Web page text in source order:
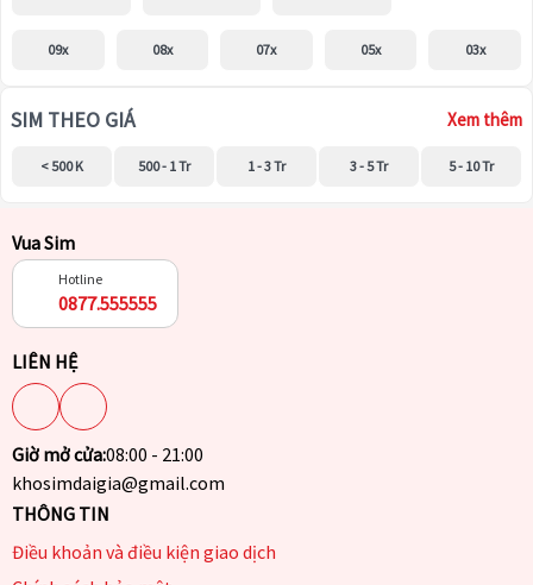
09x 08x 07x 05x 03x
SIM THEO GIÁ Xem thêm
< 500 K 500 - 1 Tr 1 - 3 Tr 3 - 5 Tr 5 - 10 Tr
Vua Sim
Hotline
0877.555555
LIÊN HỆ
Giờ mở cửa:08:00 - 21:00
khosimdaigia@gmail.com
THÔNG TIN
Điều khoản và điều kiện giao dịch